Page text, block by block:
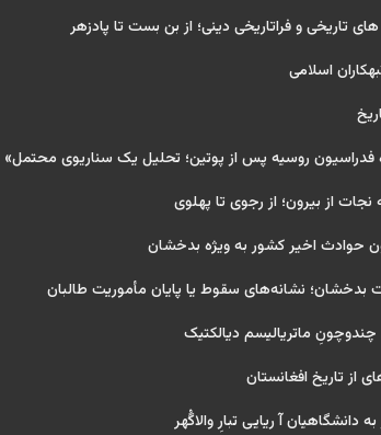
تاریخی و فراتاریخی دینی؛ از بن بست تا پادزهر
اسلامی
فدراسیون روسیه پس از پوتین؛ تحلیل یک سناریوی محتمل»
نجات از بیرون؛ از رجوی تا پهلوی
حوادث اخیر کشور به ویژه بدخشان
بدخشان؛ نشانه‌های سقوط یا پایان مأموریت طالبان
ماتریالیسم دیالکتیک
از تاریخ افغانستان
به دانشگاهیان آ ریایی تبارِ والاگُهر